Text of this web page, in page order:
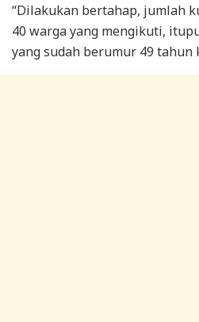
“Dilakukan bertahap, jumlah
40 warga yang mengikuti,
yang sudah berumur 49 tahun